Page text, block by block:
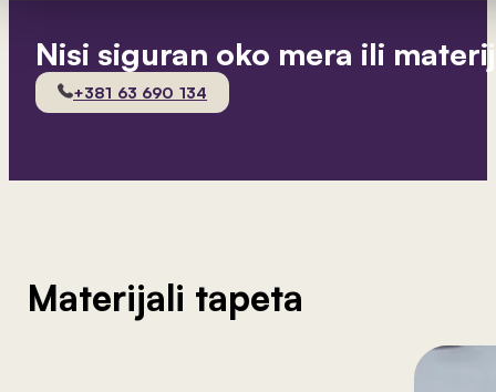
Nisi siguran oko mera ili
+381 63 690 134
Materijali tapeta